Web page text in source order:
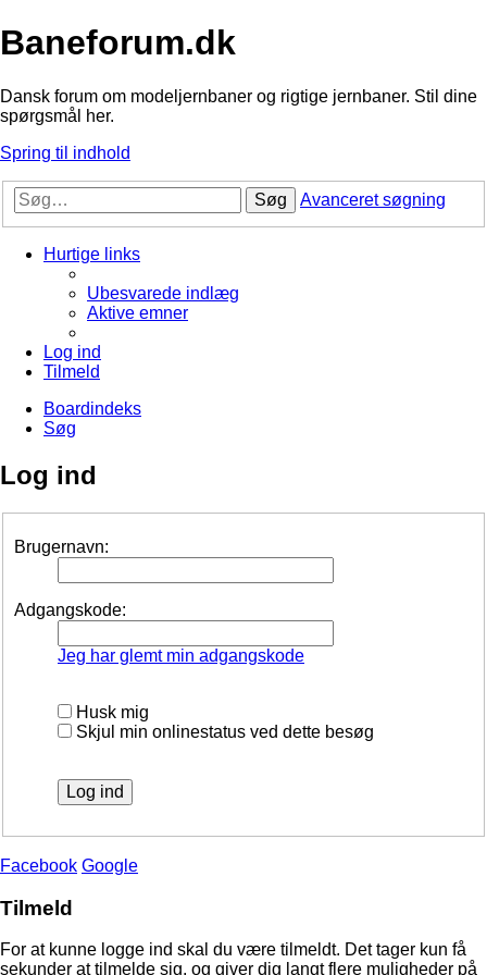
Baneforum.dk
Dansk forum om modeljernbaner og rigtige jernbaner. Stil dine
spørgsmål her.
Spring til indhold
Søg Avanceret søgning
Hurtige links
Ubesvarede indlæg
Aktive emner
Log ind
Tilmeld
Boardindeks
Søg
Log ind
Brugernavn:
Adgangskode:
Jeg har glemt min adgangskode
Husk mig
Skjul min onlinestatus ved dette besøg
Facebook Google
Tilmeld
For at kunne logge ind skal du være tilmeldt. Det tager kun få
sekunder at tilmelde sig, og giver dig langt flere muligheder på